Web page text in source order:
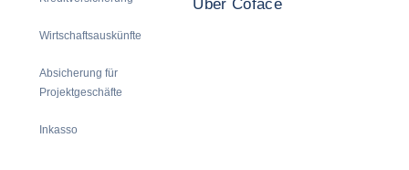
Wirtschaftsauskünfte
Absicherung für
Projektgeschäfte
Inkasso
Über Coface